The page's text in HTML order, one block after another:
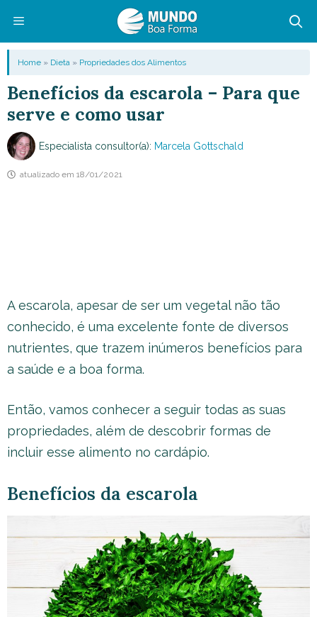
conteúdo
Menu
Home » Dieta » Propriedades dos Alimentos
Benefícios da escarola – Para que
serve e como usar
Especialista consultor(a): Marcela Gottschald
atualizado em 18/01/2021
A escarola, apesar de ser um vegetal não tão
conhecido, é uma excelente fonte de diversos
nutrientes, que trazem inúmeros benefícios para
a saúde e a boa forma.
Então, vamos conhecer a seguir todas as suas
propriedades, além de descobrir formas de
incluir esse alimento no cardápio.
Benefícios da escarola